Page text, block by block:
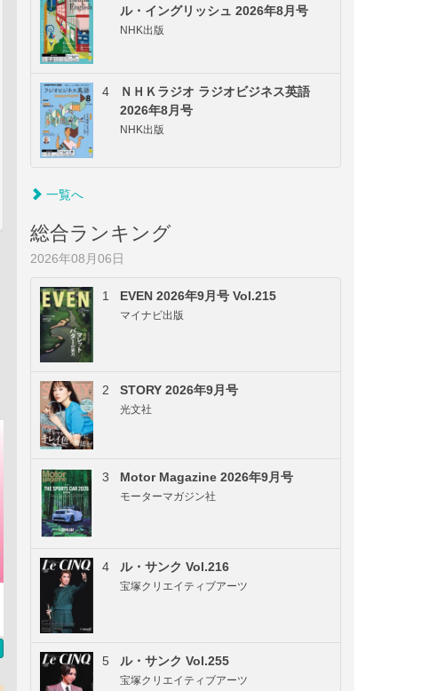
ル・イングリッシュ 2026年8月号
NHK出版
4
ＮＨＫラジオ ラジオビジネス英語
2026年8月号
NHK出版
一覧へ
総合ランキング
2026年08月06日
1 EVEN 2026年9月号 Vol.215
マイナビ出版
2 STORY 2026年9月号
光文社
3 Motor Magazine 2026年9月号
モーターマガジン社
4 ル・サンク Vol.216
宝塚クリエイティブアーツ
5 ル・サンク Vol.255
宝塚クリエイティブアーツ